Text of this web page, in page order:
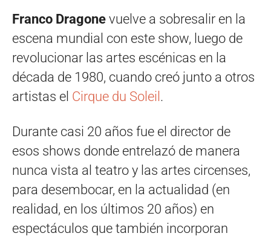
Franco Dragone vuelve a sobresalir en la
escena mundial con este show, luego de
revolucionar las artes escénicas en la
década de 1980, cuando creó junto a otros
artistas el Cirque du Soleil .
Durante casi 20 años fue el director de
esos shows donde entrelazó de manera
nunca vista al teatro y las artes circenses,
para desembocar, en la actualidad (en
realidad, en los últimos 20 años) en
espectáculos que también incorporan